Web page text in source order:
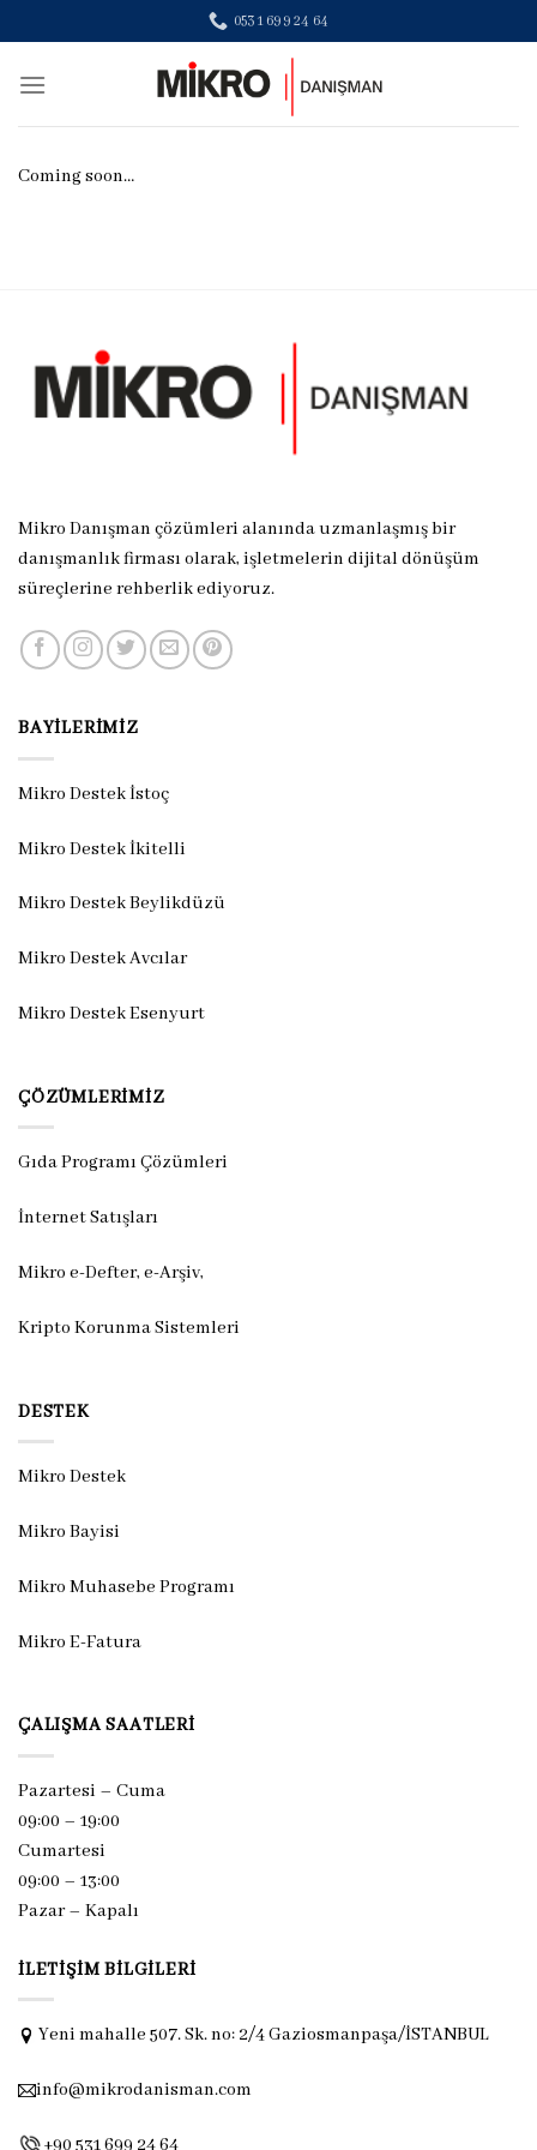
to
content
0531 699 24 64
Coming soon…
Mikro Danışman çözümleri alanında uzmanlaşmış bir
danışmanlık firması olarak, işletmelerin dijital dönüşüm
süreçlerine rehberlik ediyoruz.
BAYILERIMIZ
Mikro Destek İstoç
Mikro Destek İkitelli
Mikro Destek Beylikdüzü
Mikro Destek Avcılar
Mikro Destek Esenyurt
ÇÖZÜMLERIMIZ
Gıda Programı Çözümleri
İnternet Satışları
Mikro e-Defter, e-Arşiv,
Kripto Korunma Sistemleri
DESTEK
Mikro Destek
Mikro Bayisi
Mikro Muhasebe Programı
Mikro E-Fatura
ÇALIŞMA SAATLERI
Pazartesi – Cuma
09:00 – 19:00
Cumartesi
09:00 – 13:00
Pazar – Kapalı
İLETIŞIM BILGILERI
Yeni mahalle 507. Sk. no: 2/4 Gaziosmanpaşa/İSTANBUL
info@mikrodanisman.com
+90 531 699 24 64